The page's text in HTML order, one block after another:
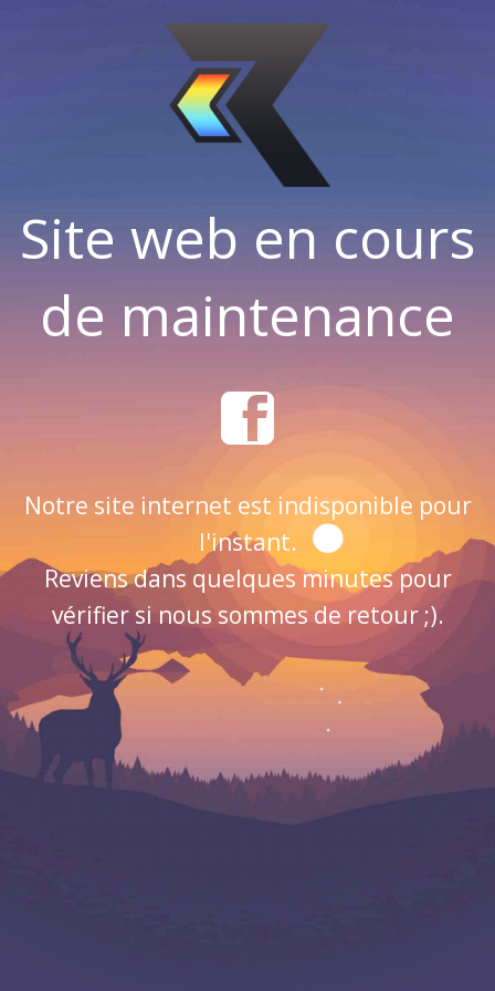
Site web en cours
de maintenance
Notre site internet est indisponible pour
l'instant.
Reviens dans quelques minutes pour
vérifier si nous sommes de retour ;).